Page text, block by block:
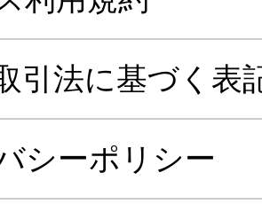
引法に基づく表
シーポリシー